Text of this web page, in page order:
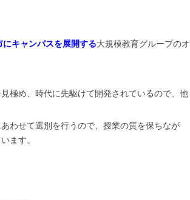
にキャンパスを展開する大規模教育グループのオ
極め、時代に先駆けて開発されているので、他
わせて選別を行うので、授業の質を保ちなが
ます。